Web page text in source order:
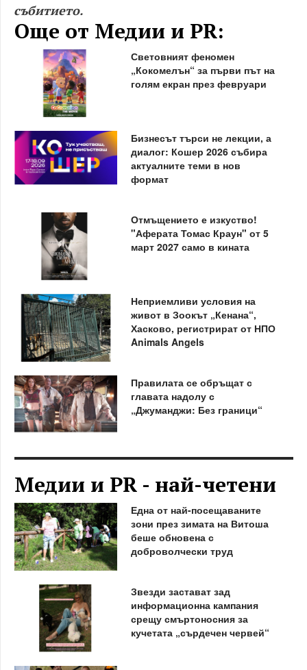
събитието.
Още от Медии и PR:
Световният феномен
„Кокомелън“ за първи път на
голям екран през февруари
Бизнесът търси не лекции, а
диалог: Кошер 2026 събира
актуалните теми в нов
формат
Отмъщението е изкуство!
"Аферата Томас Краун" от 5
март 2027 само в кината
Неприемливи условия на
живот в Зоокът „Кенана“,
Хасково, регистрират от НПО
Animals Angels
Правилата се обръщат с
главата надолу с
„Джуманджи: Без граници“
Медии и PR - най-четени
Една от най-посещаваните
зони през зимата на Витоша
беше обновена с
доброволчески труд
Звезди застават зад
информационна кампания
срещу смъртоносния за
кучетата „сърдечен червей“